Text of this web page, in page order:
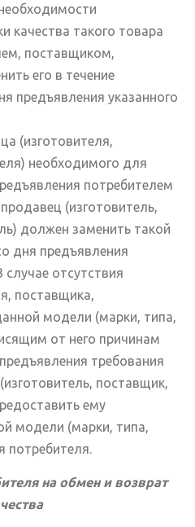
качества такого товара
поставщиком,
его в течение
предъявления указанного
(изготовителя,
необходимого для
потребителем
(изготовитель,
должен заменить такой
дня предъявления
случае отсутствия
поставщика,
модели (марки, типа,
от него причинам
требования
поставщик,
ему
модели (марки, типа,
потребителя.
на обмен и возврат